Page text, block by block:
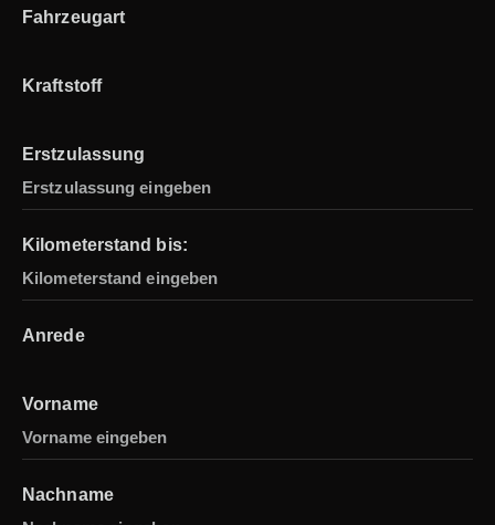
Fahrzeugart
Kraftstoff
Erstzulassung
Kilometerstand bis:
Anrede
Vorname
Nachname